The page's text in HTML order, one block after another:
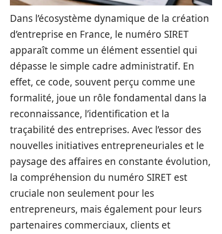
Dans l’écosystème dynamique de la création
d’entreprise en France, le numéro SIRET
apparaît comme un élément essentiel qui
dépasse le simple cadre administratif. En
effet, ce code, souvent perçu comme une
formalité, joue un rôle fondamental dans la
reconnaissance, l’identification et la
traçabilité des entreprises. Avec l’essor des
nouvelles initiatives entrepreneuriales et le
paysage des affaires en constante évolution,
la compréhension du numéro SIRET est
cruciale non seulement pour les
entrepreneurs, mais également pour leurs
partenaires commerciaux, clients et